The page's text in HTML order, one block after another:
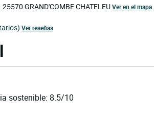
25570 GRAND'COMBE CHATELEUVer en el mapa
Ver reseñas
sostenible: 8.5/10